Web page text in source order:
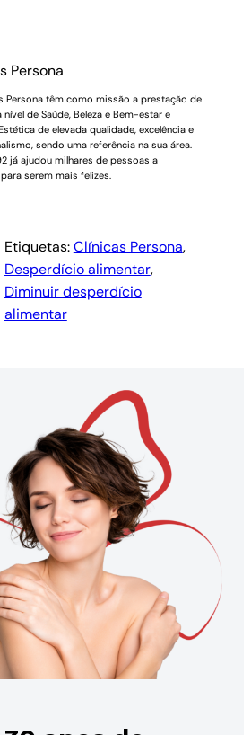
Persona
Persona têm como missão a prestação de
de Saúde, Beleza e Bem-estar e
de elevada qualidade, excelência e
sendo uma referência na sua área.
já ajudou milhares de pessoas a
serem mais felizes.
Etiquetas:Clínicas Persona,
Desperdício alimentar,
Diminuir desperdício
alimentar